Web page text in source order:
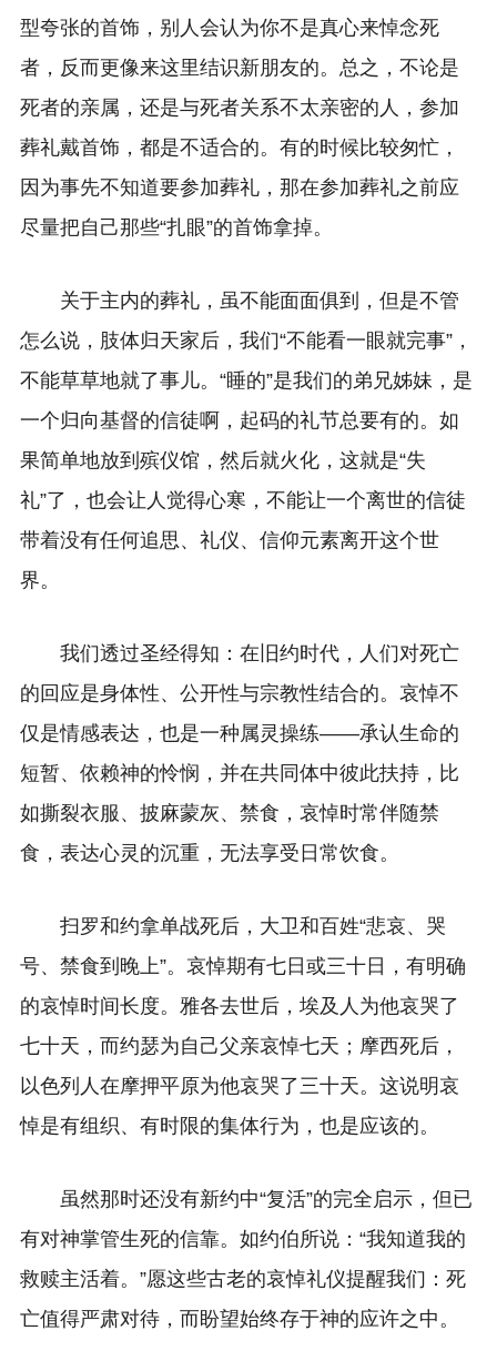
型夸张的首饰，别人会认为你不是真心来悼念死
者，反而更像来这里结识新朋友的。总之，不论是
死者的亲属，还是与死者关系不太亲密的人，参加
葬礼戴首饰，都是不适合的。 有的时候比较匆忙，
因为事先不知道要参加葬礼，那在参加葬礼之前应
尽量把自己那些“扎眼”的首饰拿掉。
关于主内的葬礼，虽不能面面俱到，但是不管
怎么说，肢体归天家后，我们“不能看一眼就完事”，
不能草草地就了事儿。“睡的”是我们的弟兄姊妹，是
一个归向基督的信徒啊，起码的礼节总要有的。如
果简单地放到殡仪馆，然后就火化，这就是“失
礼”了，也会让人觉得心寒，不能让一个离世的信徒
带着没有任何追思、礼仪、信仰元素离开这个世
界。
我们透过圣经得知：在旧约时代，人们对死亡
的回应是身体性、公开性与宗教性结合的。哀悼不
仅是情感表达，也是一种属灵操练——承认生命的
短暂、依赖神的怜悯，并在共同体中彼此扶持，比
如撕裂衣服、披麻蒙灰、禁食，哀悼时常伴随禁
食，表达心灵的沉重，无法享受日常饮食。
扫罗和约拿单战死后，大卫和百姓“悲哀、哭
号、禁食到晚上”。哀悼期有七日或三十日，有明确
的哀悼时间长度。雅各去世后，埃及人为他哀哭了
七十天，而约瑟为自己父亲哀悼七天；摩西死后，
以色列人在摩押平原为他哀哭了三十天。这说明哀
悼是有组织、有时限的集体行为，也是应该的。
虽然那时还没有新约中“复活”的完全启示，但已
有对神掌管生死的信靠。如约伯所说：“我知道我的
救赎主活着。”愿这些古老的哀悼礼仪提醒我们：死
亡值得严肃对待，而盼望始终存于神的应许之中。